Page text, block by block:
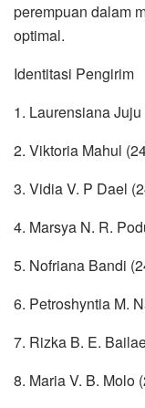
perempuan dalam
optimal.
Identitasi Pengirim
1. Laurensiana
2. Viktoria Mahul
3. Vidia V. P Dael
4. Marsya N. R.
5. Nofriana Bandi
6. Petroshyntia M.
7. Rizka B. E.
8. Maria V. B. Molo